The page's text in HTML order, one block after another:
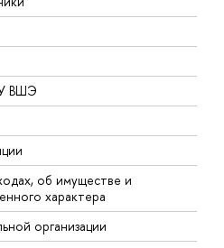
ВШЭ
об имуществе и
характера
организации